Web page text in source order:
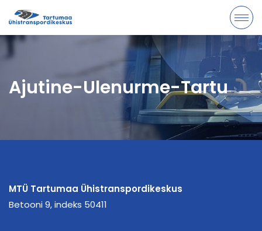
Ajutine-Ulenurme-Tartu
MTÜ Tartumaa Ühistranspordikeskus
Betooni 9, indeks 50411